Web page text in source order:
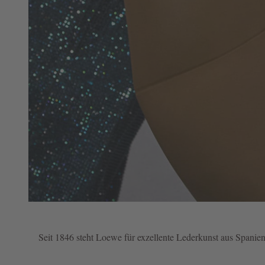
Seit 1846 steht Loewe für exzellente Lederkunst aus